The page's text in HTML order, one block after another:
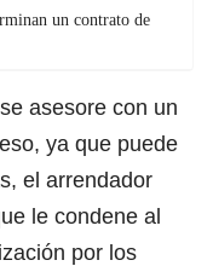
un contrato de
asesore con un
ya que puede
el arrendador
le condene al
por los